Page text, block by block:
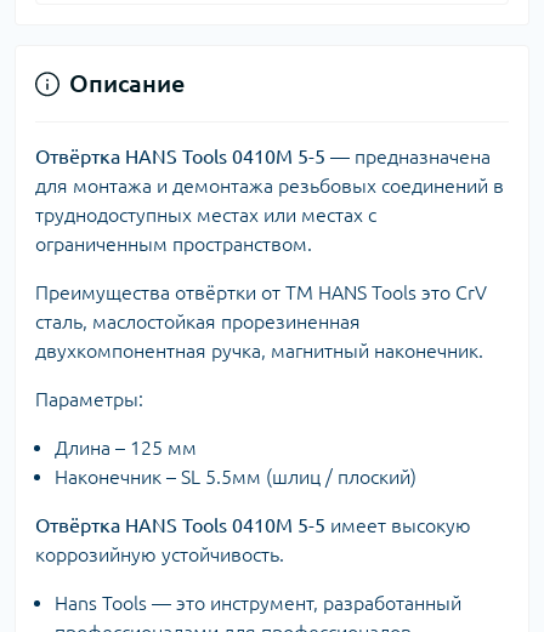
Описание
Отвёртка HANS Tools 0410М 5-5 — предназначена
для монтажа и демонтажа резьбовых соединений в
труднодоступных местах или местах с
ограниченным пространством.
Преимущества отвёртки от ТМ HANS Tools это CrV
сталь, маслостойкая прорезиненная
двухкомпонентная ручка, магнитный наконечник.
Параметры:
Длина – 125 мм
Наконечник – SL 5.5мм (шлиц / плоский)
Отвёртка HANS Tools 0410М 5-5 имеет высокую
коррозийную устойчивость.
Hans Tools — это инструмент, разработанный